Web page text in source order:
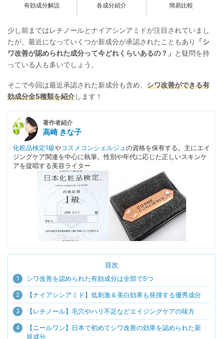
有効成分解説 各成分紹介 簡易比較
少し前まではレチノールとナイアシンアミドが注目されていまし
たが、最近になっていくつか新成分が承認されたこともあり
「シ
ワ改善が認められた成分って今どれくらいあるの？」 と疑問を持
っている人も多いでしょう。
そこで今回は最近承認された新成分も含め、 シワ改善ができる有
効成分全5種類を紹介します！
著作者紹介
高崎 きな子
化粧品検定1級やコスメコンシェルジュの資格を保有する。主にエイ
ジングケア関連を中心に執筆。性別や年代に応じた正しいスキンケ
アを提唱する美容ライター
目次
1 シワ改善を認められた有効成分は全部で5つ
2 【ナイアシンアミド】低刺激＆美白効果も発揮する優秀成分
3 【レチノール】毛穴やハリ不足などエイジングケアの味方
4
【ニールワン】日本で初めてシワ改善の効果を認められた新
規成分